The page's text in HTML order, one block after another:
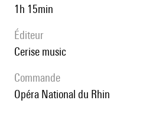
1h 15min
éditeur
cerise music
Commande
Opéra National du Rhin